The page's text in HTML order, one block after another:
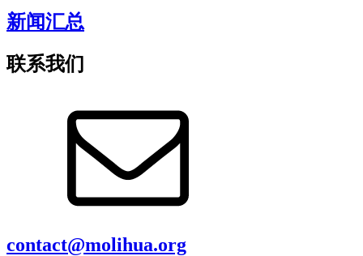
新闻汇总
联系我们
contact@molihua.org